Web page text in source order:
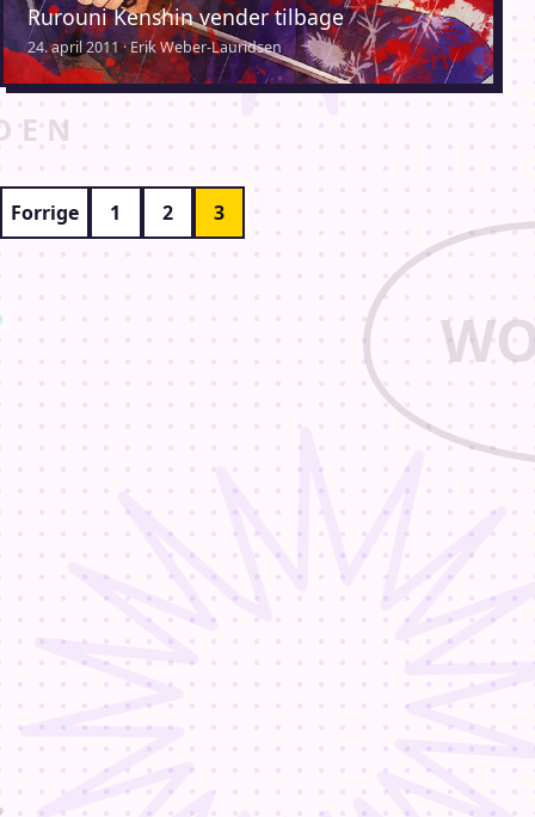
Rurouni Kenshin vender tilbage
24. april 2011 · Erik Weber-Lauridsen
Indlægsinddeling
Forrige 1 2 3